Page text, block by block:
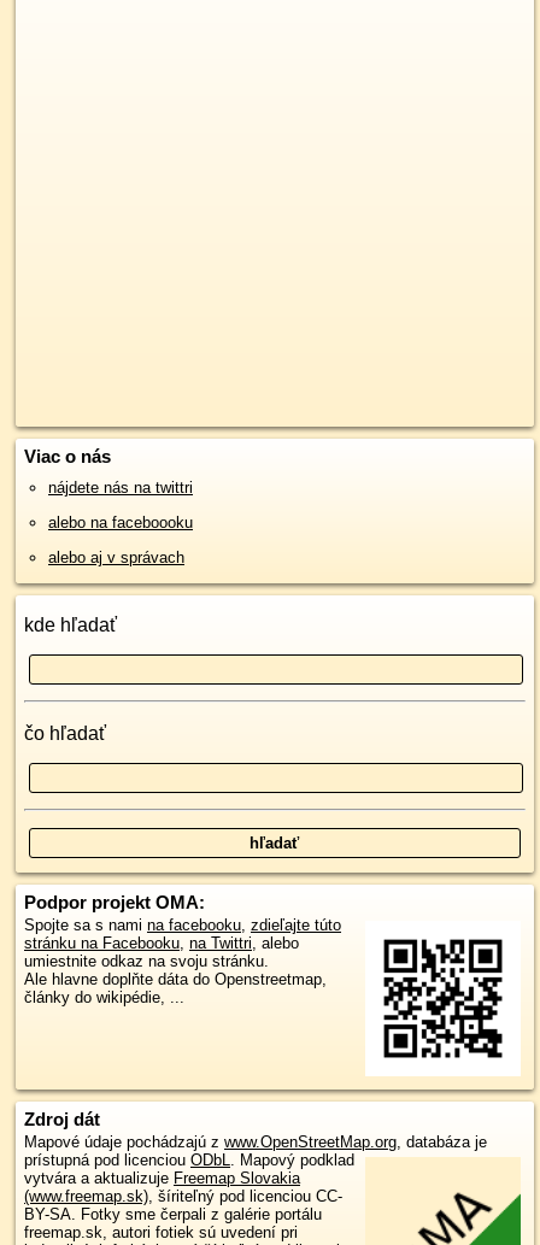
Viac o nás
nájdete nás na twittri
alebo na faceboooku
alebo aj v správach
kde hľadať
čo hľadať
Podpor projekt OMA:
Spojte sa s nami na facebooku, zdieľajte túto
stránku na Facebooku, na Twittri, alebo
umiestnite odkaz na svoju stránku.
Ale hlavne doplňte dáta do Openstreetmap,
články do wikipédie, ...
Zdroj dát
Mapové údaje pochádzajú z www.OpenStreetMap.org, databáza je
prístupná pod licenciou ODbL. Mapový podklad
vytvára a aktualizuje Freemap Slovakia
(www.freemap.sk), šíriteľný pod licenciou CC-
BY-SA. Fotky sme čerpali z galérie portálu
freemap.sk, autori fotiek sú uvedení pri